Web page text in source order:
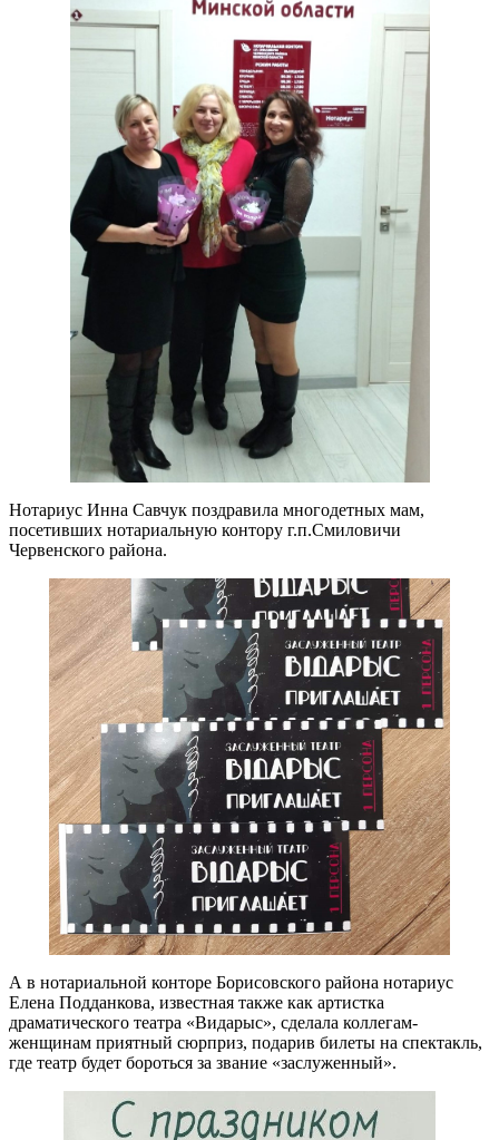
Нотариус Инна Савчук поздравила многодетных мам,
посетивших нотариальную контору г.п.Смиловичи
Червенского района.
А в нотариальной конторе Борисовского района нотариус
Елена Подданкова, известная также как артистка
драматического театра «Видарыс», сделала коллегам-
женщинам приятный сюрприз, подарив билеты на спектакль,
где театр будет бороться за звание «заслуженный».